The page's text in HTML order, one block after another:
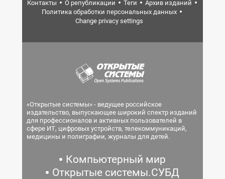
Контакты
О републикации Теги
Архив изданий
Политика обработки персональных данных
Change privacy settings
«Открытые системы» - ведущее российское
издательство, выпускающее широкий спектр изданий
для профессионалов и активных пользователей в
сфере ИТ, цифровых устройств, телекоммуникаций,
медицины и полиграфии, журналы для детей.
Компьютерный мир
Открытые системы.СУБД